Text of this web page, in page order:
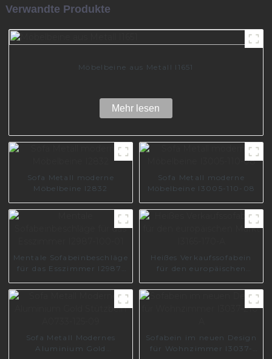
Verwandte Produkte
Möbelbeine aus Metall I1651
Mehr lesen
Sofa Metall moderne
Möbelbeine I2832
Sofa Metall moderne
Möbelbeine I3005-110-08
Mentale Sofabeinbeschläge
für das Esszimmer I2987-
Heißes Verkaufssofabein
für den europäischen
Sofa Metall Modernes
Aluminium Gold
Sofabein im neuen Design
für Wohnzimmer I3037-